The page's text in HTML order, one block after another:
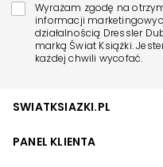
Wyrażam zgodę na
informacji
działalnością Dressler
marką Świat Książki.
każdej chwili wycofać.
SWIATKSIAZKI.PL
PANEL KLIENTA